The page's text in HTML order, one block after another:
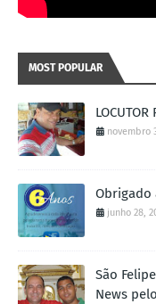
MOST POPULAR
LOCUTOR
novembro
Obrigado
junho 28,
São
News